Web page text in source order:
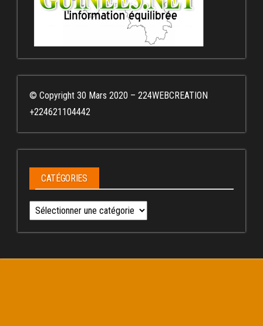
© Copyright 30 Mars 2020 – 224WEBCREATION
+224621104442
CATÉGORIES
Catégories